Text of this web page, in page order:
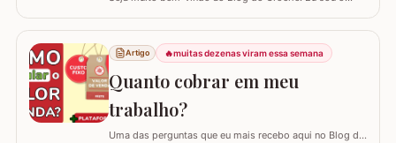
tapete camélia para o pé do vaso sanitário. Este passo
a passo foi elaborado com muito carinho para que você
complete seu jogo de banheiro com perfeição. É uma
peça com encaixe preciso e um…
Artigo 🔥muitas dezenas viram essa semana
Quanto cobrar em meu
trabalho?
Uma das perguntas que eu mais recebo aqui no Blog do